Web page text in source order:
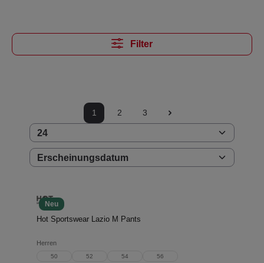
Filter
1 2 3
Neu
Hot Sportswear Lazio M Pants
Herren
50 52 54 56